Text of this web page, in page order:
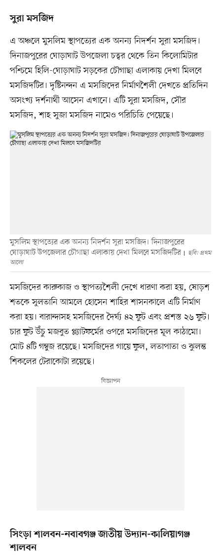
সুরা মসজিদ
এ অঞ্চলে মুসলিম স্থাপত্যের এক অনন্য নিদর্শন সুরা মসজিদ।
দিনাজপুরের ঘোড়াঘাট উপজেলা চত্বর থেকে তিন কিলোমিটার
পশ্চিমে হিলি-ঘোড়াঘাট সড়কের চৌগাছা এলাকায় দেখা মিলবে
মসজিদটির। দৃষ্টিনন্দন এ মসজিদের নির্মাণশৈলী দেখতে প্রতিদিন
অসংখ্য দর্শনার্থী আসেন এখানে। এটি সুরা মসজিদ, সৌর
মসজিদ, শাহ সুজা মসজিদ নামেও পরিচিতি পেয়েছে।
মুসলিম স্থাপত্যের এক অনন্য নিদর্শন সুরা মসজিদ। দিনাজপুরের
ঘোড়াঘাট উপজেলার চৌগাছা এলাকায় দেখা মিলবে মসজিদটির
ছবি: প্রথম
আলো
মসজিদের কারুকাজ ও স্থাপত্যশৈলী দেখে ধারণা করা হয়, ষোড়শ
শতকে সুলতানি আমলে হোসেন শাহির শাসনকালে এটি নির্মাণ
করা হয়। বারান্দাসহ মসজিদের দৈর্ঘ্য ৪২ ফুট এবং প্রশস্ত ২৬ ফুট।
চার ফুট উঁচু মজবুত প্ল্যাটফর্মের ওপরে মসজিদের মূল কাঠামো।
মোট ৪টি গম্বুজ রয়েছে। মসজিদের গায়ে ফুল, লতাপাতা ও ঝুলন্ত
শিকলের টেরাকোটা রয়েছে।
সিংড়া শালবন-নবাবগঞ্জ জাতীয় উদ্যান-কালিয়াগঞ্জ
শালবন